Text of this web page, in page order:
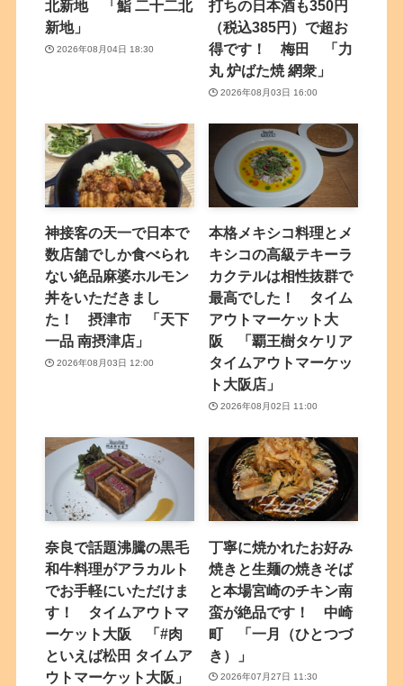
北新地 「鮨 二十二北
新地」
2026年08月04日 18:30
打ちの日本酒も350円
（税込385円）で超お
得です！ 梅田 「力
丸 炉ばた焼 網衆」
2026年08月03日 16:00
神接客の天一で日本で
数店舗でしか食べられ
ない絶品麻婆ホルモン
丼をいただきまし
た！ 摂津市 「天下
一品 南摂津店」
2026年08月03日 12:00
本格メキシコ料理とメ
キシコの高級テキーラ
カクテルは相性抜群で
最高でした！ タイム
アウトマーケット大
阪 「覇王樹タケリア
タイムアウトマーケッ
ト大阪店」
2026年08月02日 11:00
奈良で話題沸騰の黒毛
和牛料理がアラカルト
でお手軽にいただけま
す！ タイムアウトマ
ーケット大阪 「#肉
といえば松田 タイムア
ウトマーケット大阪」
丁寧に焼かれたお好み
焼きと生麺の焼きそば
と本場宮崎のチキン南
蛮が絶品です！ 中崎
町 「一月（ひとつづ
き）」
2026年07月27日 11:30